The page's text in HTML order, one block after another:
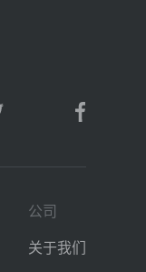
公司
关于我们